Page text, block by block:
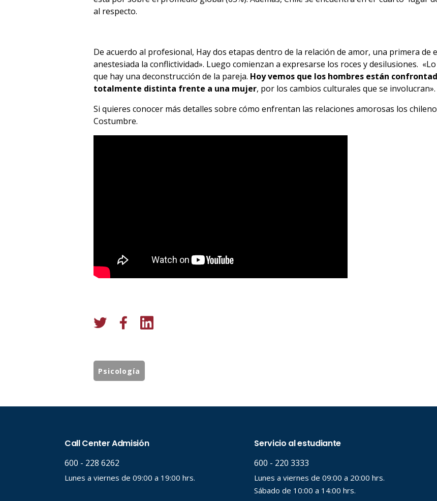
al respecto.
De acuerdo al profesional, Hay dos etapas dentro de la relación de amor, una primera de
anestesiada la conflictividad». Luego comienzan a expresarse los roces y desilusiones.
que hay una deconstrucción de la pareja. Hoy vemos que los hombres están
totalmente distinta frente a una mujer, por los cambios culturales que se involucran».
Si quieres conocer más detalles sobre cómo enfrentan las relaciones amorosas los
Costumbre.
Psicología